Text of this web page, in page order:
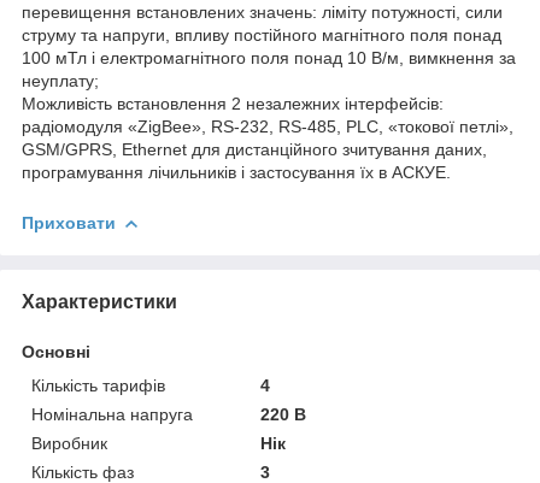
перевищення встановлених значень: ліміту потужності, сили
струму та напруги, впливу постійного магнітного поля понад
100 мТл і електромагнітного поля понад 10 В/м, вимкнення за
неуплату;
Можливість встановлення 2 незалежних інтерфейсів:
радіомодуля «ZigBee», RS-232, RS-485, PLC, «токової петлі»,
GSM/GPRS, Ethernet для дистанційного зчитування даних,
програмування лічильників і застосування їх в АСКУЕ.
Приховати
Характеристики
Основні
Кількість тарифів
4
Номінальна напруга
220 В
Виробник
Нік
Кількість фаз
3